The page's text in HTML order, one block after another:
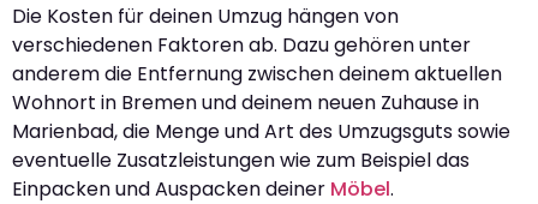
Die Kosten für deinen Umzug hängen von
verschiedenen Faktoren ab. Dazu gehören unter
anderem die Entfernung zwischen deinem aktuellen
Wohnort in Bremen und deinem neuen Zuhause in
Marienbad, die Menge und Art des Umzugsguts sowie
eventuelle Zusatzleistungen wie zum Beispiel das
Einpacken und Auspacken deiner Möbel.